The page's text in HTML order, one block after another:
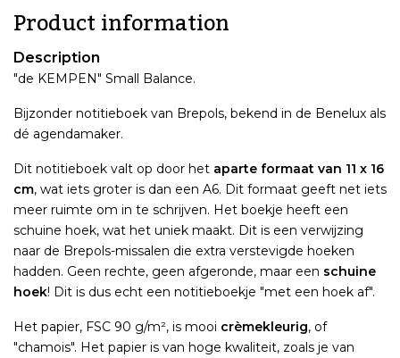
Product information
Description
"de KEMPEN" Small Balance.
Bijzonder notitieboek van Brepols, bekend in de Benelux als
dé agendamaker.
Dit notitieboek valt op door het aparte formaat van 11 x 16
cm, wat iets groter is dan een A6. Dit formaat geeft net iets
meer ruimte om in te schrijven. Het boekje heeft een
schuine hoek, wat het uniek maakt. Dit is een verwijzing
naar de Brepols-missalen die extra verstevigde hoeken
hadden. Geen rechte, geen afgeronde, maar een schuine
hoek! Dit is dus echt een notitieboekje "met een hoek af".
Het papier, FSC 90 g/m², is mooi crèmekleurig, of
"chamois". Het papier is van hoge kwaliteit, zoals je van